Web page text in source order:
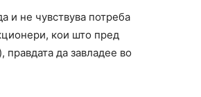
и не чувствува потреба
кои што пред
да завладее во